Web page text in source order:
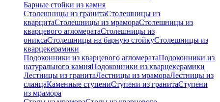
Барные стойки из камня
Столешницы из гранитаСтолешницы из
кварцитаСтолешницы из мрамораСтолешницы из
кварцевого агломератаCтолешницы из
ониксаСтолешницы на барную стойкуСтолешницы из
кварцекерамики
Подоконники из кварцевого агломератаПодоконники из
натурального камняПодоконники из кварцекерамики
Лестницы из гранитаЛестницы из мрамораЛестницы из
сланцаКаменные ступениСтупени из гранитаСтупени
из мрамора